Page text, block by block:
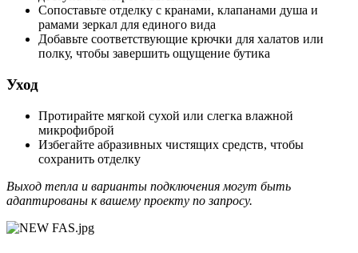
Сопоставьте отделку с кранами, клапанами душа и
рамами зеркал для единого вида
Добавьте соответствующие крючки для халатов или
полку, чтобы завершить ощущение бутика
Уход
Протирайте мягкой сухой или слегка влажной
микрофиброй
Избегайте абразивных чистящих средств, чтобы
сохранить отделку
Выход тепла и варианты подключения могут быть
адаптированы к вашему проекту по запросу.